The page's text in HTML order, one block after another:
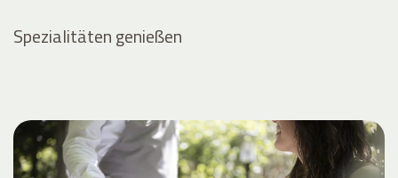
Spezialitäten genießen